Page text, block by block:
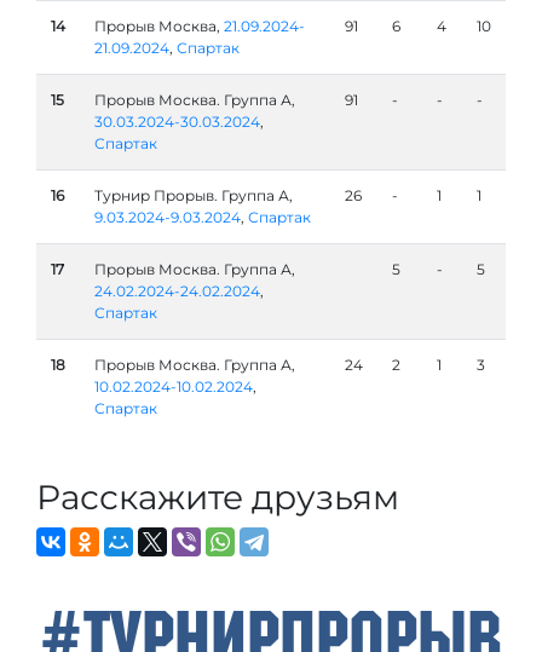
14 Прорыв Москва, 21.09.2024-
21.09.2024, Спартак
91 6 4 10
15
Прорыв Москва. Группа А,
30.03.2024-30.03.2024,
Спартак
91 - - -
16
Турнир Прорыв. Группа А,
9.03.2024-9.03.2024, Спартак
26 - 1 1
17
Прорыв Москва. Группа А,
24.02.2024-24.02.2024,
Спартак
5 - 5
18
Прорыв Москва. Группа А,
10.02.2024-10.02.2024,
Спартак
24 2 1 3
Расскажите друзьям
#ТурнирПрорыв